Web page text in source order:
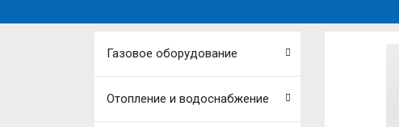
Газовое оборудование
Отопление и водоснабжение